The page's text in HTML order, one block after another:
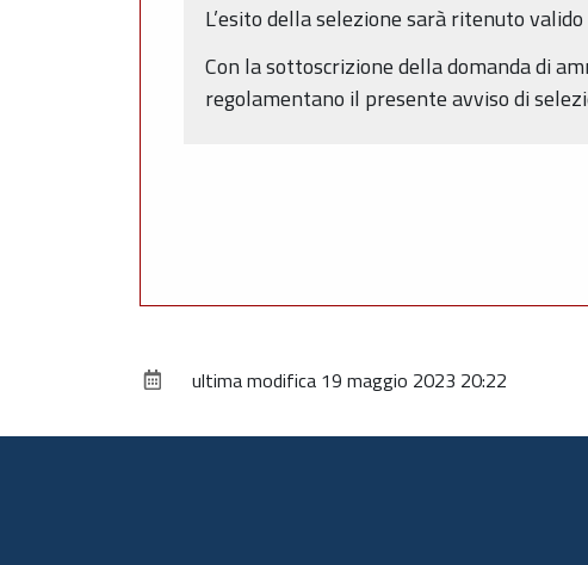
L’esito della selezione sarà ritenuto
Con la sottoscrizione della domanda di
regolamentano il presente avviso di
ultima modifica 19 maggio 2023 20:22